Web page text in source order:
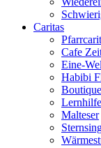
Caritas
Cafe
Eine-
Habibi
Boutique
Malteser